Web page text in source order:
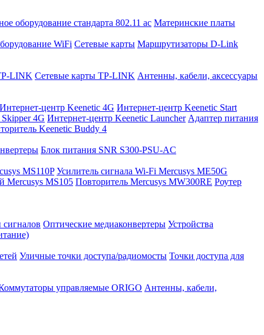
оборудование стандарта 802.11 ас Материнские платы
WiFi Сетевые карты Маршрутизаторы D-Link
LINK Сетевые карты TP-LINK Антенны, кабели, аксессуары
Интернет-центр Keenetic 4G Интернет-центр Keenetic Start
4G Интернет-центр Keenetic Launcher Адаптер питания
Keenetic Buddy 4
Блок питания SNR S300-PSU-AC
MS110P Усилитель сигнала Wi-Fi Mercusys ME50G
Mercusys MS105 Повторитель Mercusys MW300RE Роутер
сигналов Оптические медиаконвертеры Устройства
Уличные точки доступа/радиомосты Точки доступа для
управляемые ORIGO Антенны, кабели,